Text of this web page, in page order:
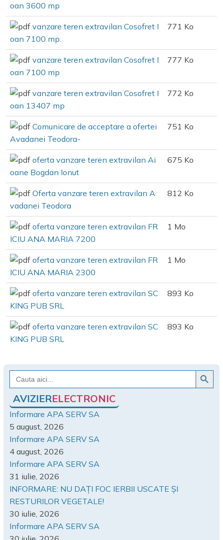
oan 3600 mp
vanzare teren extravilan Cosofret I
oan 7100 mp.
771 Ko
vanzare teren extravilan Cosofret I
oan 7100 mp
777 Ko
vanzare teren extravilan Cosofret I
oan 13407 mp
772 Ko
Comunicare de acceptare a ofertei
Avadanei Teodora-
751 Ko
oferta vanzare teren extravilan Ai
oane Bogdan Ionut
675 Ko
Oferta vanzare teren extravilan A
vadanei Teodora
812 Ko
oferta vanzare teren extravilan FR
ICIU ANA MARIA 7200
1 Mo
oferta vanzare teren extravilan FR
ICIU ANA MARIA 2300
1 Mo
oferta vanzare teren extravilan SC
KING PUB SRL
893 Ko
oferta vanzare teren extravilan SC
KING PUB SRL
893 Ko
Search
for:
Search Button
AVIZIERELECTRONIC
Informare APA SERV SA
5 august, 2026
Informare APA SERV SA
4 august, 2026
Informare APA SERV SA
31 iulie, 2026
INFORMARE: NU DAȚI FOC IERBII USCATE ȘI
RESTURILOR VEGETALE!
30 iulie, 2026
Informare APA SERV SA